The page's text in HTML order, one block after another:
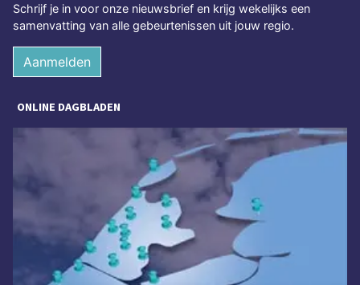
Schrijf je in voor onze nieuwsbrief en krijg wekelijks een
samenvatting van alle gebeurtenissen uit jouw regio.
Aanmelden
ONLINE DAGBLADEN